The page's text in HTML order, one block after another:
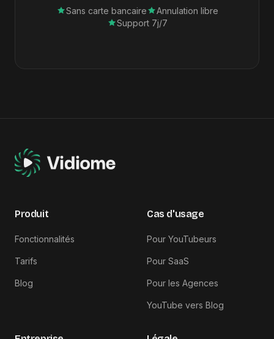
Sans carte bancaire
Annulation libre
Support 7j/7
Produit
Fonctionnalités
Tarifs
Blog
Cas d'usage
Pour YouTubeurs
Pour SaaS
Pour les Agences
YouTube vers Blog